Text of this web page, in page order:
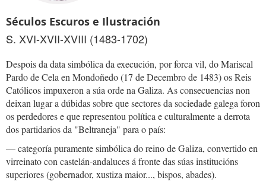
Séculos Escuros e Ilustración
S. XVI-XVII-XVIII (1483-1702)
Despois da data simbólica da execución, por forca vil, do Mariscal
Pardo de Cela en Mondoñedo (17 de Decembro de 1483) os Reis
Católicos impuxeron a súa orde na Galiza. As consecuencias non
deixan lugar a dúbidas sobre que sectores da sociedade galega foron
os perdedores e que representou política e culturalmente a derrota
dos partidarios da "Beltraneja" para o país:
— categoría puramente simbólica do reino de Galiza, convertido en
virreinato con castelán-andaluces á fronte das súas institucións
superiores (gobernador, xustiza maior..., bispos, abades).